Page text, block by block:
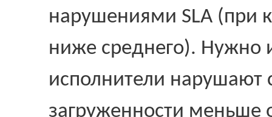
нарушениями SLA (при
ниже среднего). Нужно
исполнители нарушают
загруженности меньше